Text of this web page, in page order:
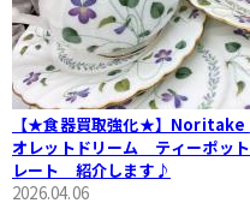
【★食器買取強化★】Noritake バイ
オレットドリーム ティーポッ
レート 紹介します♪
2026.04.06